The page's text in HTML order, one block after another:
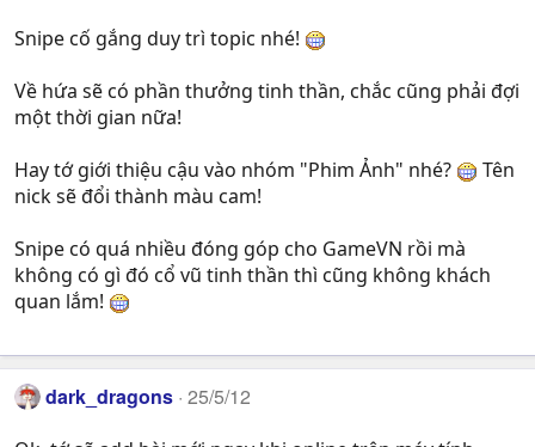
Snipe cố gắng duy trì topic nhé!
Về hứa sẽ có phần thưởng tinh thần, chắc cũng phải đợi
một thời gian nữa!
Hay tớ giới thiệu cậu vào nhóm "Phim Ảnh" nhé?
Tên
nick sẽ đổi thành màu cam!
Snipe có quá nhiều đóng góp cho GameVN rồi mà
không có gì đó cổ vũ tinh thần thì cũng không khách
quan lắm!
dark_dragons 25/5/12